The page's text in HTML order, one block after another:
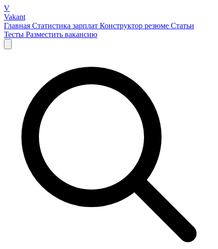
V
Vakant
Главная Статистика зарплат Конструктор резюме Статьи
Тесты Разместить вакансию